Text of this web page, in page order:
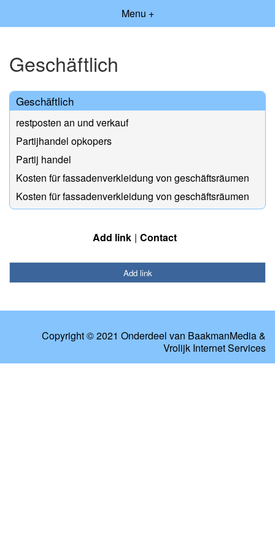
Menu +
Geschäftlich
Geschäftlich
restposten an und verkauf
Partijhandel opkopers
Partij handel
Kosten für fassadenverkleidung von geschäftsräumen
Kosten für fassadenverkleidung von geschäftsräumen
Add link Contact
Add link
Copyright © 2021 Onderdeel van BaakmanMedia&
Vrolijk Internet Services